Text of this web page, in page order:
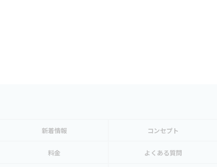
新着情報 コンセプト
料金 よくある質問